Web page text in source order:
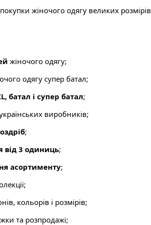
жіночого одягу великих
жіночого одягу;
одягу супер батал;
батал і супер батал;
виробників;
;
від 3 одиниць;
асортименту;
кольорів і розмірів;
та розпродажі;